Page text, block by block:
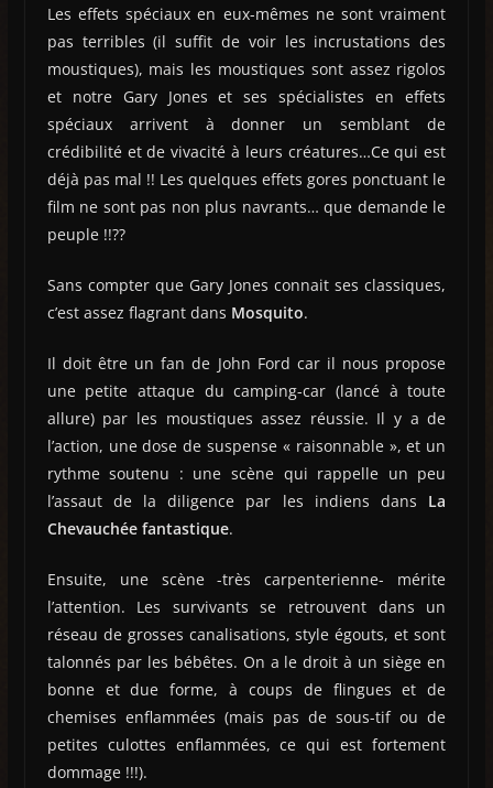
Les effets spéciaux en eux-mêmes ne sont vraiment
pas terribles (il suffit de voir les incrustations des
moustiques), mais les moustiques sont assez rigolos
et notre Gary Jones et ses spécialistes en effets
spéciaux arrivent à donner un semblant de
crédibilité et de vivacité à leurs créatures…Ce qui est
déjà pas mal !! Les quelques effets gores ponctuant le
film ne sont pas non plus navrants… que demande le
peuple !!??
Sans compter que Gary Jones connait ses classiques,
c’est assez flagrant dans Mosquito.
Il doit être un fan de John Ford car il nous propose
une petite attaque du camping-car (lancé à toute
allure) par les moustiques assez réussie. Il y a de
l’action, une dose de suspense « raisonnable », et un
rythme soutenu : une scène qui rappelle un peu
l’assaut de la diligence par les indiens dans La
Chevauchée fantastique.
Ensuite, une scène -très carpenterienne- mérite
l’attention. Les survivants se retrouvent dans un
réseau de grosses canalisations, style égouts, et sont
talonnés par les bébêtes. On a le droit à un siège en
bonne et due forme, à coups de flingues et de
chemises enflammées (mais pas de sous-tif ou de
petites culottes enflammées, ce qui est fortement
dommage !!!).